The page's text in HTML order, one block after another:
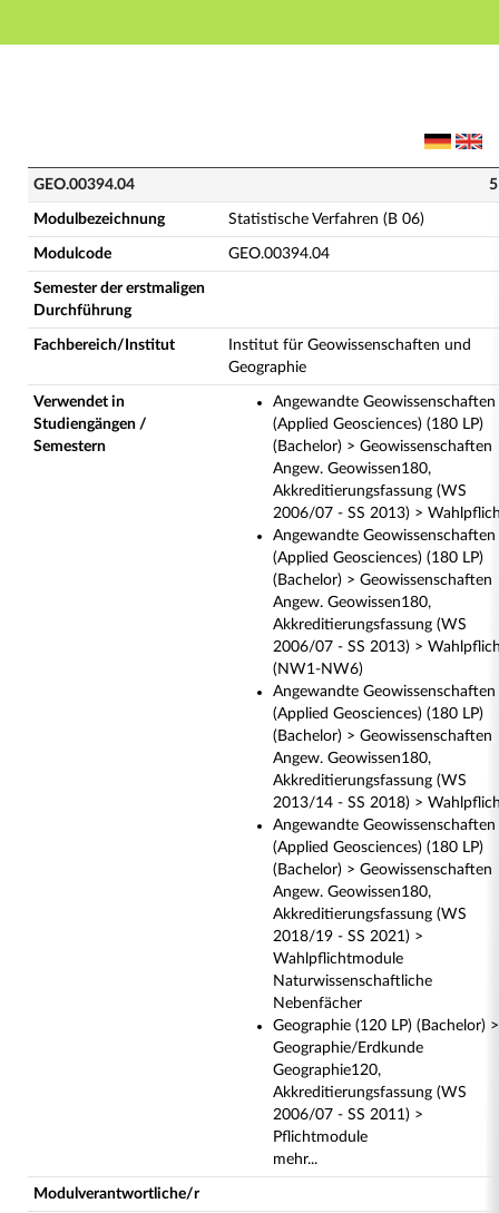
Hauptnavigation
GEO.00394.04 - Statistische Verfahren (B 06)
GEO.00394.04
Modulbezeichnung Statistische Verfahren (B 06)
Modulcode GEO.00394.04
Semester der erstmaligen
Durchführung
Fachbereich/Institut
Institut für Geowissenschaften und
Geographie
Verwendet in
Studiengängen /
Semestern
Angewandte Geowissenschaften
(Applied Geosciences) (180 LP)
(Bachelor) > Geowissenschaften
Angew. Geowissen180,
Akkreditierungsfassung (WS
2006/07 - SS 2013) >
Angewandte Geowissenschaften
(Applied Geosciences) (180 LP)
(Bachelor) > Geowissenschaften
Angew. Geowissen180,
Akkreditierungsfassung (WS
2006/07 - SS 2013) >
(NW1-NW6)
Angewandte Geowissenschaften
(Applied Geosciences) (180 LP)
(Bachelor) > Geowissenschaften
Angew. Geowissen180,
Akkreditierungsfassung (WS
2013/14 - SS 2018) >
Angewandte Geowissenschaften
(Applied Geosciences) (180 LP)
(Bachelor) > Geowissenschaften
Angew. Geowissen180,
Akkreditierungsfassung (WS
2018/19 - SS 2021) >
Wahlpflichtmodule
Naturwissenschaftliche
Nebenfächer
Geographie (120 LP) (Bachelor) >
Geographie/Erdkunde
Geographie120,
Akkreditierungsfassung (WS
2006/07 - SS 2011) >
Pflichtmodule
mehr...
Modulverantwortliche/r